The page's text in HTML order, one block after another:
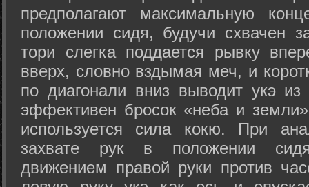
предполагают максимальную
положении сидя, будучи схвачен
тори слегка поддается рывку
вверх, словно вздымая меч, и
по диагонали вниз выводит укэ
эффективен бросок «неба и
используется сила кокю. При
захвате рук в положении
движением правой руки против